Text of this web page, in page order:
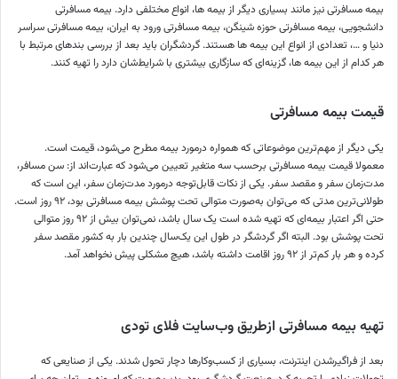
بیمه مسافرتی نیز مانند بسیاری دیگر از بیمه‌ ها، انواع مختلفی دارد. بیمه مسافرتی
دانشجویی، بیمه مسافرتی حوزه شینگن، بیمه مسافرتی ورود به ایران، بیمه مسافرتی سراسر
دنیا و …، تعدادی از انواع این بیمه ‌ها هستند. گردشگران باید بعد از بررسی بندهای مرتبط با
هر کدام از این بیمه‌ ها، گزینه‌ای که سازگاری بیشتری با شرایط‌شان دارد را تهیه کنند.
قیمت بیمه مسافرتی
یکی دیگر از مهم‌ترین موضوعاتی که همواره در‌مورد بیمه مطرح می‌شود، قیمت است.
معمولا قیمت بیمه مسافرتی برحسب سه متغیر تعیین می‌شود که عبارت‌اند از: سن مسافر،
مدت‌زمان سفر و مقصد سفر. یکی از نکات قابل‌توجه در‌مورد مدت‌زمان سفر، این است که
طولانی‌ترین مدتی که می‌توان به‌صورت متوالی تحت پوشش بیمه مسافرتی بود، ۹۲ روز است.
حتی اگر اعتبار بیمه‌ای که تهیه شده است یک سال باشد، نمی‌توان بیش از ۹۲ روز متوالی
تحت پوشش بود. البته اگر گردشگر در طول این یک‌سال چندین بار به کشور مقصد سفر
کرده و هر بار کم‌تر از ۹۲ روز اقامت داشته باشد، هیچ مشکلی پیش نخواهد آمد.
تهیه بیمه مسافرتی ازطریق وب‌سایت فلای تودی
بعد از فراگیرشدن اینترنت، بسیاری از کسب‌وکارها دچار تحول شدند. یکی از صنایعی که